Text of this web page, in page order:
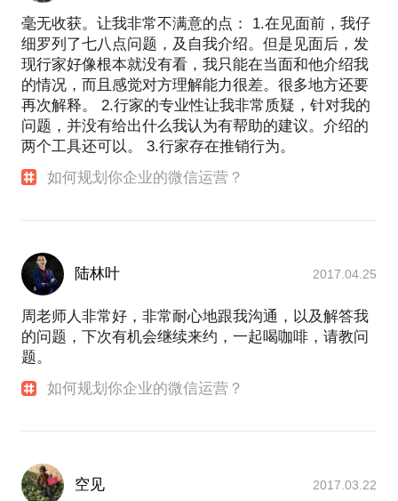
毫无收获。让我非常不满意的点： 1.在见面前，我仔
细罗列了七八点问题，及自我介绍。但是见面后，发
现行家好像根本就没有看，我只能在当面和他介绍我
的情况，而且感觉对方理解能力很差。很多地方还要
再次解释。 2.行家的专业性让我非常质疑，针对我的
问题，并没有给出什么我认为有帮助的建议。介绍的
两个工具还可以。 3.行家存在推销行为。
如何规划你企业的微信运营？
陆林叶 2017.04.25
周老师人非常好，非常耐心地跟我沟通，以及解答我
的问题，下次有机会继续来约，一起喝咖啡，请教问
题。
如何规划你企业的微信运营？
空见 2017.03.22